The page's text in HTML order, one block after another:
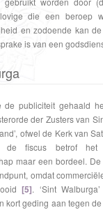
die een beroep
en zodoende kan
is van een
de publiciteit gehaald
der Zusters van
ofwel de Kerk van
de fiscus betrof het
maar een bordeel.
omdat
[5]. ‘Sint
kort geding aan tegen